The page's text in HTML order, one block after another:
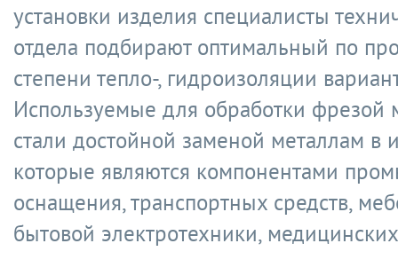
установки изделия специалисты
отдела подбирают оптимальный по
степени тепло-, гидроизоляции
Используемые для обработки фрезой
стали достойной заменой металлам в
которые являются компонентами
оснащения, транспортных средств,
бытовой электротехники,